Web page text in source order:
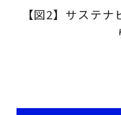
【図2】サステ